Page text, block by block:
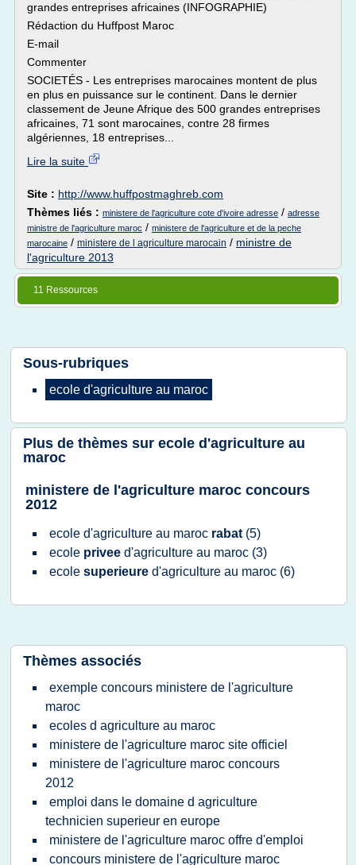
grandes entreprises africaines (INFOGRAPHIE)
Rédaction du Huffpost Maroc
E-mail
Commenter
SOCIETÉS - Les entreprises marocaines montent de plus
en plus en puissance sur le continent. Dans le dernier
classement de Jeune Afrique des 500 grandes entreprises
africaines, 71 sont marocaines, contre 28 firmes
algériennes, 18 entreprises...
Lire la suite
Site : http://www.huffpostmaghreb.com
Thèmes liés : ministere de l'agriculture cote d'ivoire adresse / adresse
ministre de l'agriculture maroc / ministere de l'agriculture et de la peche
marocaine / ministere de l agriculture marocain / ministre de
l'agriculture 2013
11 Ressources
Sous-rubriques
ecole d'agriculture au maroc
Plus de thèmes sur ecole d'agriculture au
maroc
ministere de l'agriculture maroc concours
2012
ecole d'agriculture au maroc rabat (5)
ecole privee d'agriculture au maroc (3)
ecole superieure d'agriculture au maroc (6)
Thèmes associés
exemple concours ministere de l'agriculture
maroc
ecoles d agriculture au maroc
ministere de l'agriculture maroc site officiel
ministere de l'agriculture maroc concours
2012
emploi dans le domaine d agriculture
technicien superieur en europe
ministere de l'agriculture maroc offre d'emploi
concours ministere de l'agriculture maroc